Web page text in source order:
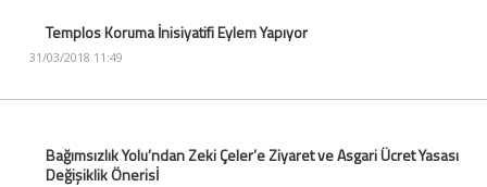
Templos Koruma İnisiyatifi Eylem Yapıyor
31/03/2018 11:49
Bağımsızlık Yolu’ndan Zeki Çeler’e Ziyaret ve Asgari Ücret Yasası
Değişiklik Önerisİ